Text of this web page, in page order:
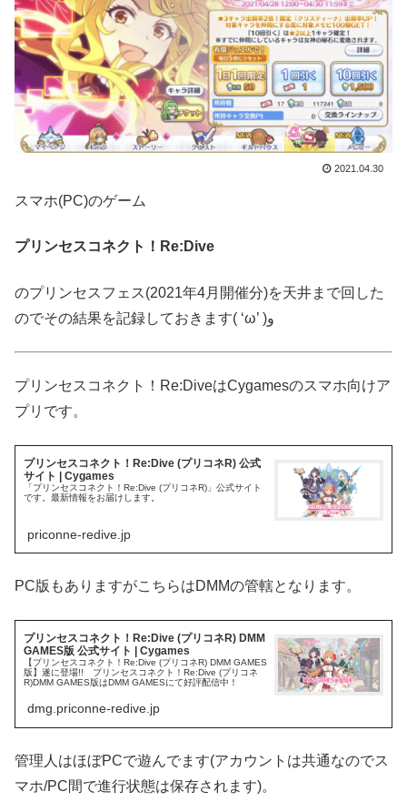
2021.04.30
スマホ(PC)のゲーム
プリンセスコネクト！Re:Dive
のプリンセスフェス(2021年4月開催分)を天井まで回した
のでその結果を記録しておきます( ‘ω’ )و
プリンセスコネクト！Re:DiveはCygamesのスマホ向けア
プリです。
プリンセスコネクト！Re:Dive (プリコネR) 公式
サイト | Cygames
「プリンセスコネクト！Re:Dive (プリコネR)」公式サイト
です。最新情報をお届けします。
priconne-redive.jp
PC版もありますがこちらはDMMの管轄となります。
プリンセスコネクト！Re:Dive (プリコネR) DMM
GAMES版 公式サイト | Cygames
【プリンセスコネクト！Re:Dive (プリコネR) DMM GAMES
版】遂に登場!! プリンセスコネクト！Re:Dive (プリコネ
R)DMM GAMES版はDMM GAMESにて好評配信中！
dmg.priconne-redive.jp
管理人はほぼPCで遊んでます(アカウントは共通なのでス
マホ/PC間で進行状態は保存されます)。